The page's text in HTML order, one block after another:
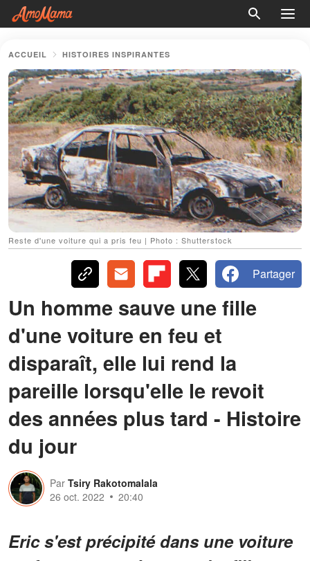
ACCUEIL HISTOIRES INSPIRANTES
Reste d'une voiture qui a pris feu | Photo : Shutterstock
Partager
Un homme sauve une fille
d'une voiture en feu et
disparaît, elle lui rend la
pareille lorsqu'elle le revoit
des années plus tard - Histoire
du jour
Par Tsiry Rakotomalala
26 oct. 2022
20:40
Eric s'est précipité dans une voiture